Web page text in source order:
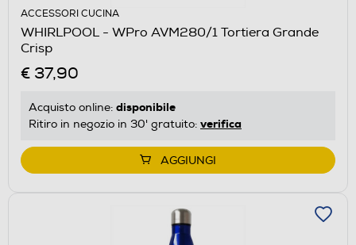
ACCESSORI CUCINA
WHIRLPOOL - WPro AVM280/1 Tortiera Grande
Crisp
€ 37,90
Acquisto online: disponibile
Ritiro in negozio in 30' gratuito: verifica
AGGIUNGI